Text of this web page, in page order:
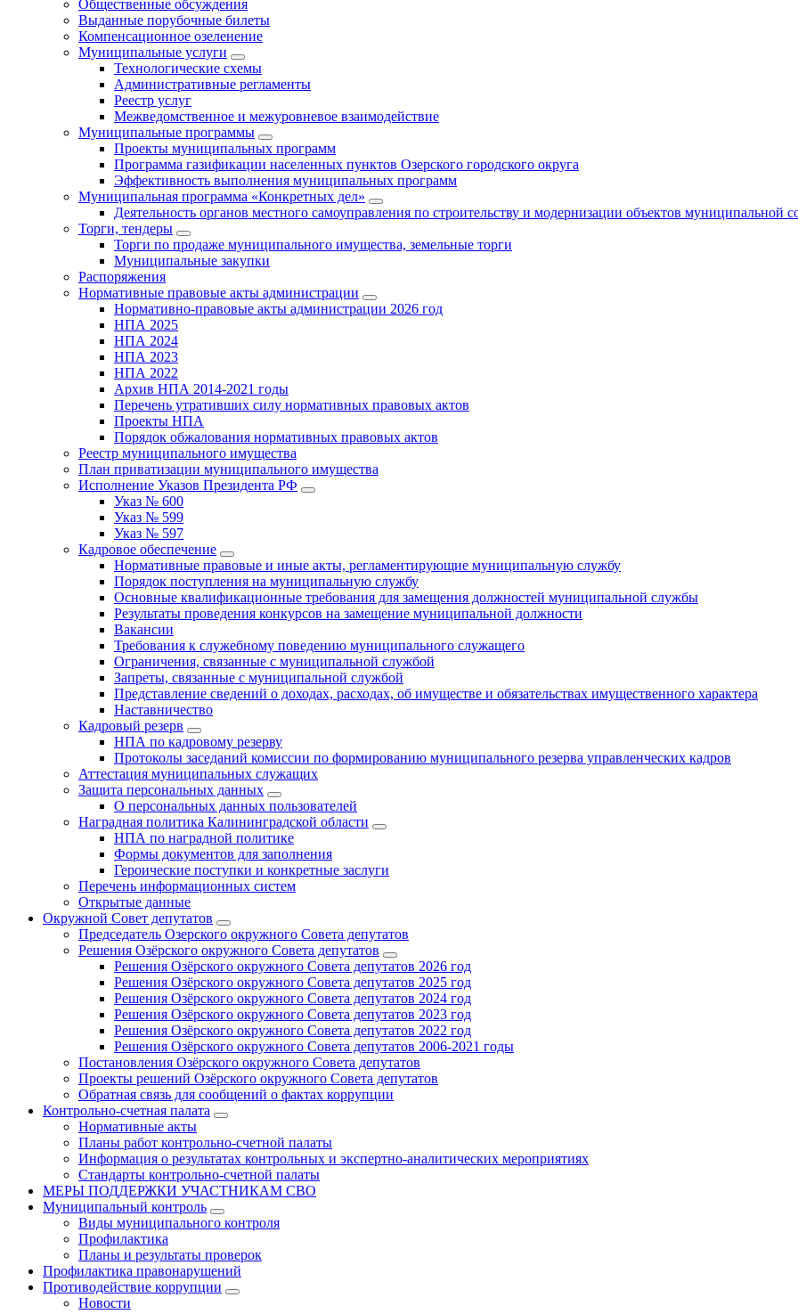
Общественные обсуждения
Выданные порубочные билеты
Компенсационное озеленение
Муниципальные услуги
Технологические схемы
Административные регламенты
Реестр услуг
Межведомственное и межуровневое взаимодействие
Муниципальные программы
Проекты муниципальных программ
Программа газификации населенных пунктов Озерского городского округа
Эффективность выполнения муниципальных программ
Муниципальная программа «Конкретных дел»
Деятельность органов местного самоуправления по строительству и модернизации объектов муниципальной
Торги, тендеры
Торги по продаже муниципального имущества, земельные торги
Муниципальные закупки
Распоряжения
Нормативные правовые акты администрации
Нормативно-правовые акты администрации 2026 год
НПА 2025
НПА 2024
НПА 2023
НПА 2022
Архив НПА 2014-2021 годы
Перечень утративших силу нормативных правовых актов
Проекты НПА
Порядок обжалования нормативных правовых актов
Реестр муниципального имущества
План приватизации муниципального имущества
Исполнение Указов Президента РФ
Указ № 600
Указ № 599
Указ № 597
Кадровое обеспечение
Нормативные правовые и иные акты, регламентирующие муниципальную службу
Порядок поступления на муниципальную службу
Основные квалификационные требования для замещения должностей муниципальной службы
Результаты проведения конкурсов на замещение муниципальной должности
Вакансии
Требования к служебному поведению муниципального служащего
Ограничения, связанные с муниципальной службой
Запреты, связанные с муниципальной службой
Представление сведений о доходах, расходах, об имуществе и обязательствах имущественного характера
Наставничество
Кадровый резерв
НПА по кадровому резерву
Протоколы заседаний комиссии по формированию муниципального резерва управленческих кадров
Аттестация муниципальных служащих
Защита персональных данных
О персональных данных пользователей
Наградная политика Калининградской области
НПА по наградной политике
Формы документов для заполнения
Героические поступки и конкретные заслуги
Перечень информационных систем
Открытые данные
Окружной Совет депутатов
Председатель Озерского окружного Совета депутатов
Решения Озёрского окружного Совета депутатов
Решения Озёрского окружного Совета депутатов 2026 год
Решения Озёрского окружного Совета депутатов 2025 год
Решения Озёрского окружного Совета депутатов 2024 год
Решения Озёрского окружного Совета депутатов 2023 год
Решения Озёрского окружного Совета депутатов 2022 год
Решения Озёрского окружного Совета депутатов 2006-2021 годы
Постановления Озёрского окружного Совета депутатов
Проекты решений Озёрского окружного Совета депутатов
Обратная связь для сообщений о фактах коррупции
Контрольно-счетная палата
Нормативные акты
Планы работ контрольно-счетной палаты
Информация о результатах контрольных и экспертно-аналитических мероприятиях
Стандарты контрольно-счетной палаты
МЕРЫ ПОДДЕРЖКИ УЧАСТНИКАМ СВО
Муниципальный контроль
Виды муниципального контроля
Профилактика
Планы и результаты проверок
Профилактика правонарушений
Противодействие коррупции
Новости